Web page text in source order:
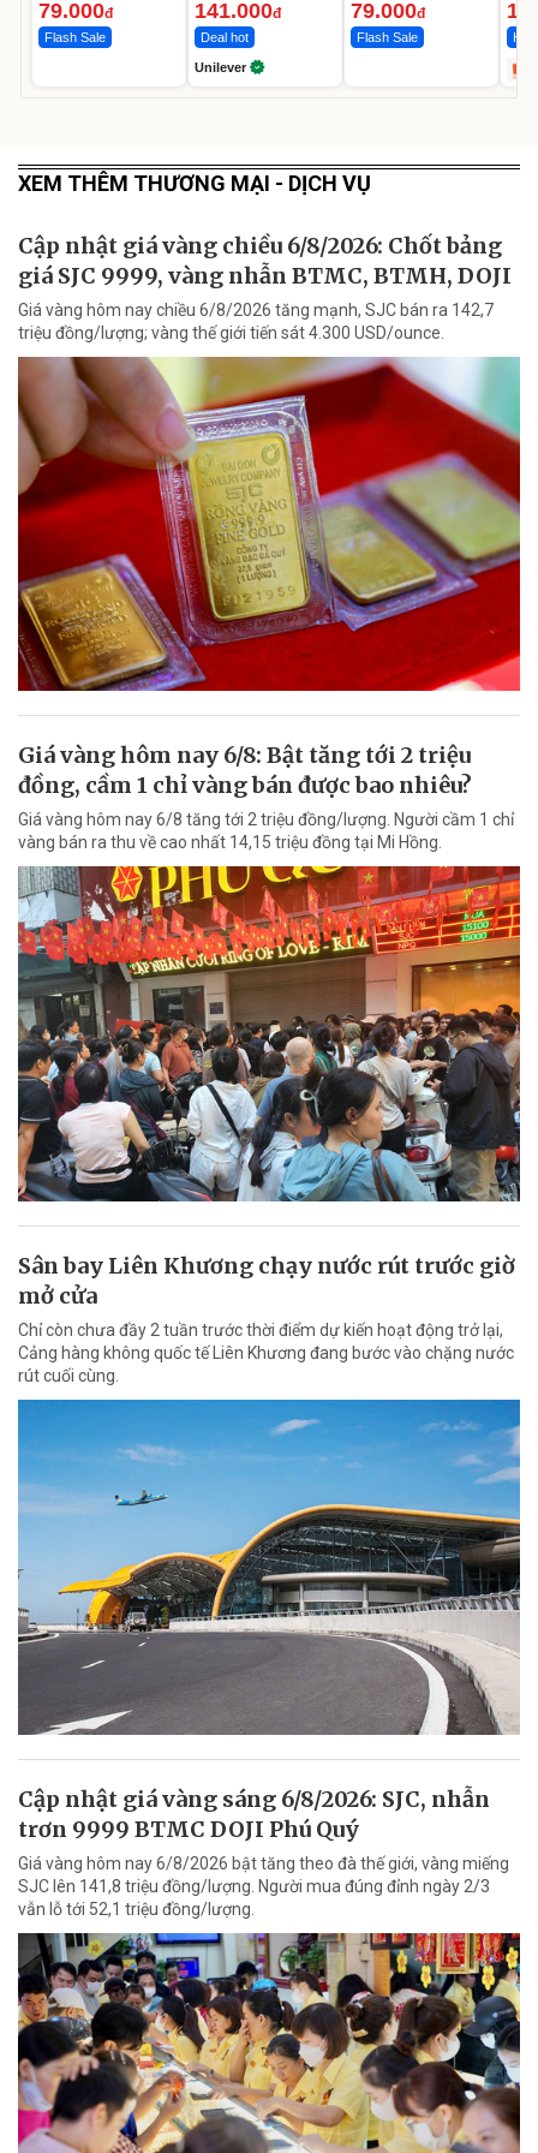
79.000đ
Flash Sale
Ngày
141.000đ
Deal hot
Unilever
79.000đ
Flash Sale Hot
XEM THÊM THƯƠNG MẠI - DỊCH VỤ
Cập nhật giá vàng chiều 6/8/2026: Chốt bảng
giá SJC 9999, vàng nhẫn BTMC, BTMH, DOJI
Giá vàng hôm nay chiều 6/8/2026 tăng mạnh, SJC bán ra 142,7
triệu đồng/lượng; vàng thế giới tiến sát 4.300 USD/ounce.
Giá vàng hôm nay 6/8: Bật tăng tới 2 triệu
đồng, cầm 1 chỉ vàng bán được bao nhiêu?
Giá vàng hôm nay 6/8 tăng tới 2 triệu đồng/lượng. Người cầm 1 chỉ
vàng bán ra thu về cao nhất 14,15 triệu đồng tại Mi Hồng.
Sân bay Liên Khương chạy nước rút trước giờ
mở cửa
Chỉ còn chưa đầy 2 tuần trước thời điểm dự kiến hoạt động trở lại,
Cảng hàng không quốc tế Liên Khương đang bước vào chặng nước
rút cuối cùng.
Cập nhật giá vàng sáng 6/8/2026: SJC, nhẫn
trơn 9999 BTMC DOJI Phú Quý
Giá vàng hôm nay 6/8/2026 bật tăng theo đà thế giới, vàng miếng
SJC lên 141,8 triệu đồng/lượng. Người mua đúng đỉnh ngày 2/3
vẫn lỗ tới 52,1 triệu đồng/lượng.